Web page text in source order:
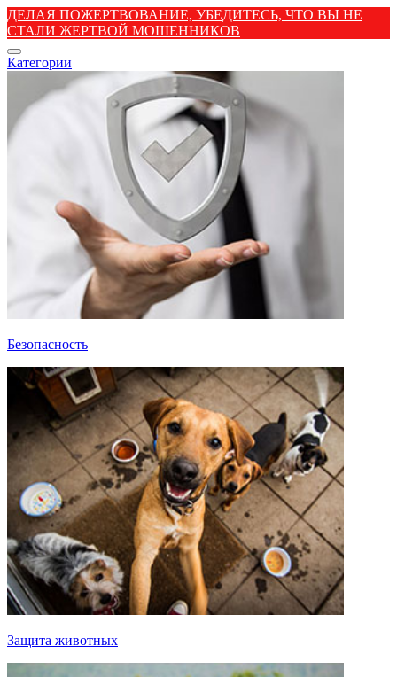
ДЕЛАЯ ПОЖЕРТВОВАНИЕ, УБЕДИТЕСЬ, ЧТО ВЫ НЕ
СТАЛИ ЖЕРТВОЙ МОШЕННИКОВ
Категории
Безопасность
Защита животных